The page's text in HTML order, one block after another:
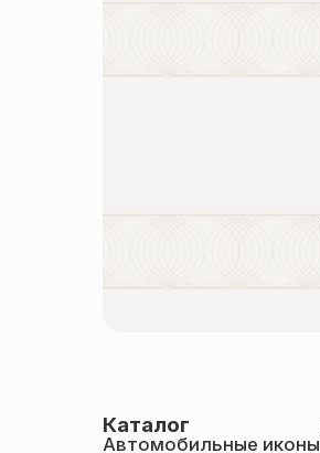
Каталог
Автомобильные иконы